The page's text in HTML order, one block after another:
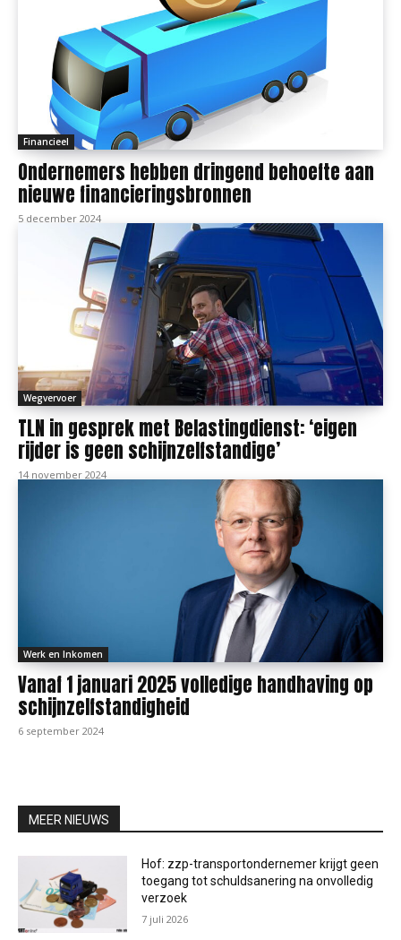
Financieel
Ondernemers hebben dringend behoefte aan
nieuwe financieringsbronnen
5 december 2024
Wegvervoer
TLN in gesprek met Belastingdienst: ‘eigen
rijder is geen schijnzelfstandige’
14 november 2024
Werk en Inkomen
Vanaf 1 januari 2025 volledige handhaving op
schijnzelfstandigheid
6 september 2024
MEER NIEUWS
Hof: zzp-transportondernemer krijgt geen
toegang tot schuldsanering na onvolledig
verzoek
7 juli 2026